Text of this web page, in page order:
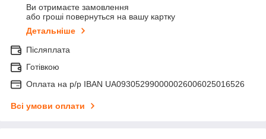
Ви отримаєте замовлення
або гроші повернуться на вашу картку
Детальніше
Післяплата
Готівкою
Оплата на р/р IBAN UA093052990000026006025016526
Всі умови оплати